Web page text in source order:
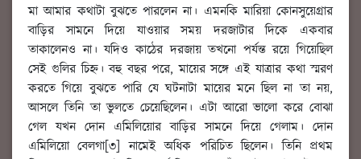
মা আমার কথাটা বুঝতে পারলেন না। এমনকি মারিয়া কোনসুয়েগ্রার
বাড়ির সামনে দিয়ে যাওয়ার সময় দরজাটার দিকে একবার
তাকালেনও না। যদিও কাঠের দরজায় তখনো পর্যন্ত রয়ে গিয়েছিল
সেই গুলির চিহ্ন। বহু বছর পরে, মায়ের সঙ্গে এই যাত্রার কথা স্মরণ
করতে গিয়ে বুঝতে পারি যে ঘটনাটা মায়ের মনে ছিল না তা নয়,
আসলে তিনি তা ভুলতে চেয়েছিলেন। এটা আরো ভালো করে বোঝা
গেল যখন দোন এমিলিয়োর বাড়ির সামনে দিয়ে গেলাম। দোন
এমিলিয়ো বেলগা[৩] নামেই অধিক পরিচিত ছিলেন। তিনি প্রথম